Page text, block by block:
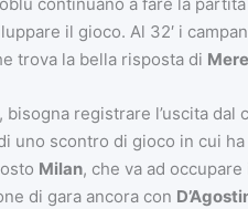
il gioco. Al 32′ i
trova la bella risposta di
bisogna registrare l’uscita
uno scontro di gioco in cui
Milan, che va ad
di gara ancora con